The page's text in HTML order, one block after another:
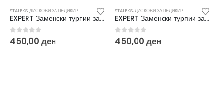
ЗА ПЕДИКИР
EXPERT Заменски турпии за дискови за педикир L Soft 180 (50/1) PDFS-25-180w
STALEKS ДИСКОВИ ЗА ПЕДИКИР
EXPERT Заменски турпии за дискови за педикир L 180 (50/1) PDF-25-180
STALEKS ДИСКОВИ